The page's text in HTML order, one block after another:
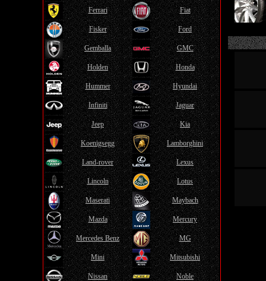
Ferrari Fiat
Fisker Ford
Gemballa GMC
Holden Honda
Hummer Hyundai
Infiniti Jaguar
Jeep Kia
Koenigsegg Lamborghini
Land-rover Lexus
Lincoln Lotus
Maserati Maybach
Mazda Mercury
Mercedes Benz MG
Mini Mitsubishi
Nissan Noble